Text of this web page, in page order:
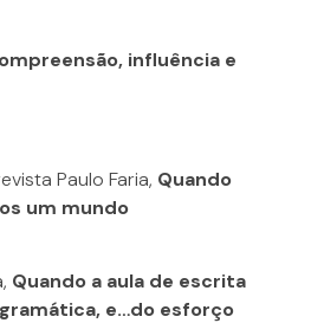
influência e
Paulo Faria, Quando
um mundo
Quando a aula de escrita
e…do esforço